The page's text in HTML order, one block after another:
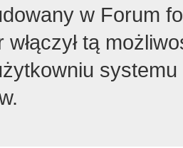
w Forum
włączył tą